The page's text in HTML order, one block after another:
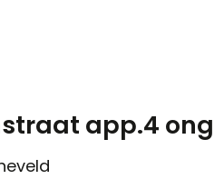
app.4 ong